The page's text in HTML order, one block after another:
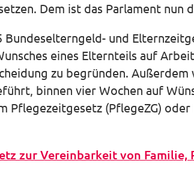
Dem ist das Parlament nun
und
eines Elternteils auf
zu begründen.
binnen vier Wochen auf
Pflegezeitgesetz (PflegeZG)
zur Vereinbarkeit von Familie,